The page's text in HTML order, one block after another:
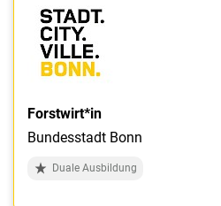
Forstwirt*in
Bundesstadt Bonn
Duale Ausbildung